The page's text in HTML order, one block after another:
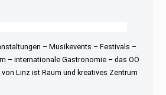
– Musikevents – Festivals –
– internationale Gastronomie – das OÖ
Linz ist Raum und kreatives Zentrum